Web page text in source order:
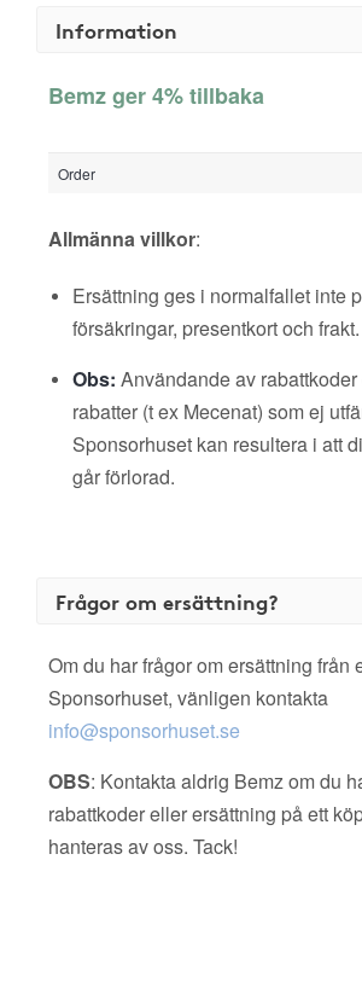
Information
Bemz ger 4% tillbaka
Order
Allmänna villkor:
Ersättning ges i normalfallet inte
försäkringar, presentkort och frakt.
Obs: Användande av
rabatter (t ex Mecenat) som ej
Sponsorhuset kan resultera i att
går förlorad.
Frågor om ersättning?
Om du har frågor om ersättning från
Sponsorhuset, vänligen kontakta
info@sponsorhuset.se
OBS: Kontakta aldrig Bemz om du
rabattkoder eller ersättning på ett
hanteras av oss. Tack!